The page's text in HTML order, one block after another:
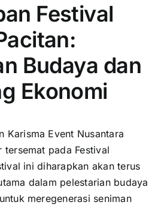
Festival
Budaya dan
Ekonomi
Karisma Event Nusantara
pada Festival
ini diharapkan akan terus
dalam pelestarian budaya
meregenerasi seniman